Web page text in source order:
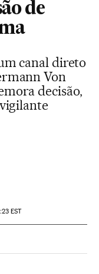
de
canal direto
Von
decisão,
EST